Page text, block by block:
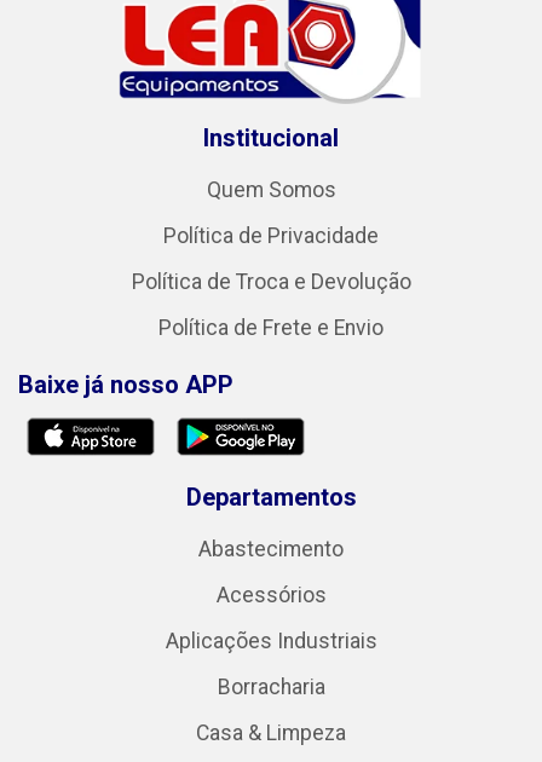
Institucional
Quem Somos
Política de Privacidade
Política de Troca e Devolução
Política de Frete e Envio
Baixe já nosso APP
Departamentos
Abastecimento
Acessórios
Aplicações Industriais
Borracharia
Casa & Limpeza